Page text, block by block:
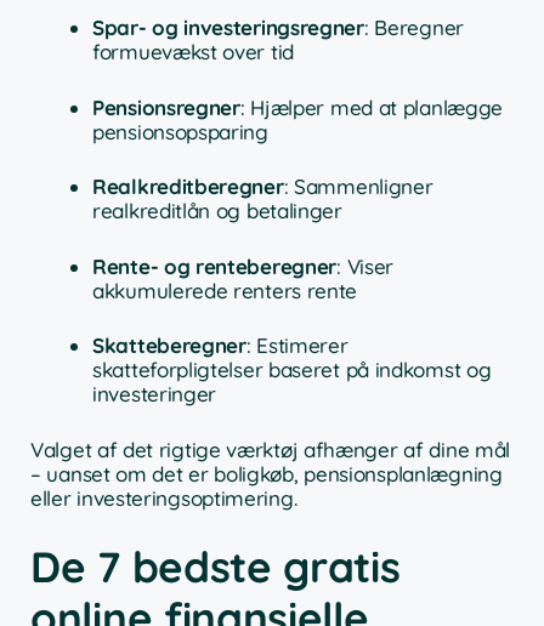
Spar- og investeringsregner: Beregner
formuevækst over tid
Pensionsregner: Hjælper med at planlægge
pensionsopsparing
Realkreditberegner: Sammenligner
realkreditlån og betalinger
Rente- og renteberegner: Viser
akkumulerede renters rente
Skatteberegner: Estimerer
skatteforpligtelser baseret på indkomst og
investeringer
Valget af det rigtige værktøj afhænger af dine mål
– uanset om det er boligkøb, pensionsplanlægning
eller investeringsoptimering.
De 7 bedste gratis